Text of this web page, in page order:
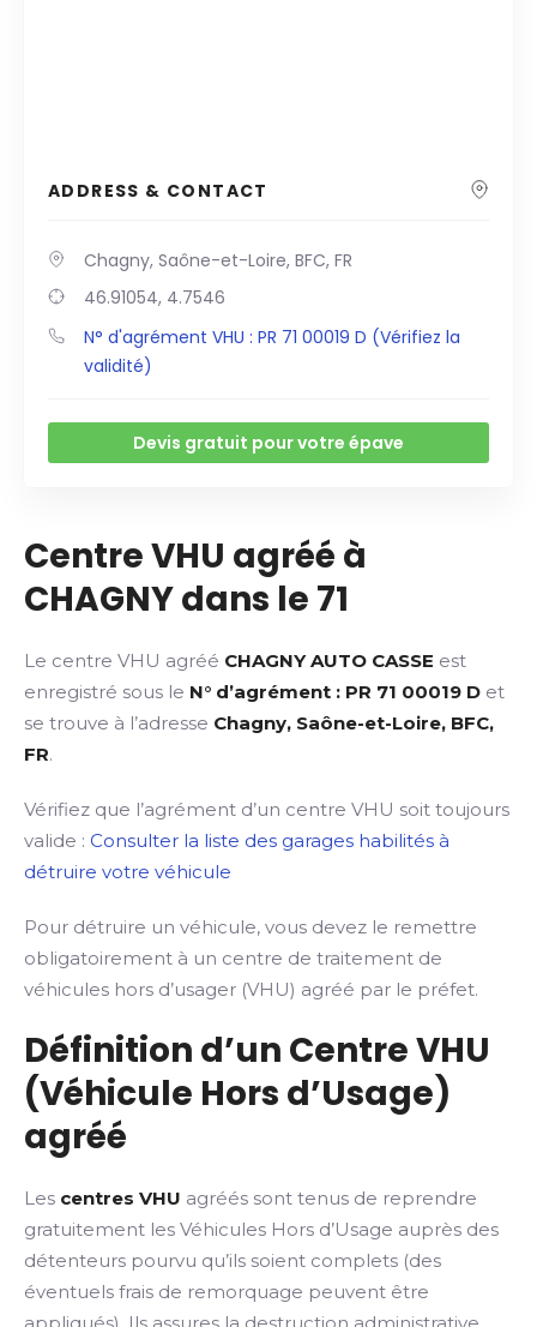
ADDRESS & CONTACT
Chagny, Saône-et-Loire, BFC, FR
46.91054, 4.7546
N° d'agrément VHU : PR 71 00019 D (Vérifiez la
validité)
Devis gratuit pour votre épave
Centre VHU agréé à
CHAGNY dans le 71
Le centre VHU agréé CHAGNY AUTO CASSE est
enregistré sous le N° d’agrément : PR 71 00019 D et
se trouve à l’adresse Chagny, Saône-et-Loire, BFC,
FR.
Vérifiez que l’agrément d’un centre VHU soit toujours
valide : Consulter la liste des garages habilités à
détruire votre véhicule
Pour détruire un véhicule, vous devez le remettre
obligatoirement à un centre de traitement de
véhicules hors d’usager (VHU) agréé par le préfet.
Définition d’un Centre VHU
(Véhicule Hors d’Usage)
agréé
Les centres VHU agréés sont tenus de reprendre
gratuitement les Véhicules Hors d’Usage auprès des
détenteurs pourvu qu’ils soient complets (des
éventuels frais de remorquage peuvent être